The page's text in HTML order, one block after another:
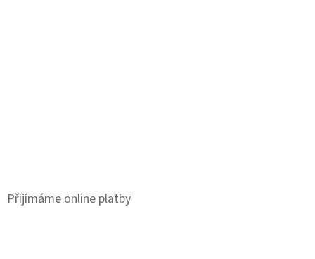
Přijímáme online platby